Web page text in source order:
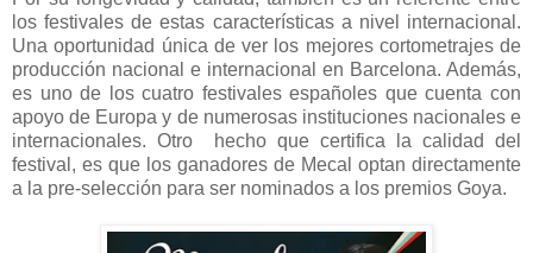
los festivales de estas características a nivel internacional.
Una oportunidad única de ver los mejores cortometrajes de
producción nacional e internacional en Barcelona. Además,
es uno de los cuatro festivales españoles que cuenta con
apoyo de Europa y de numerosas instituciones nacionales e
internacionales. Otro hecho que certifica la calidad del
festival, es que los ganadores de Mecal optan directamente
a la pre-selección para ser nominados a los premios Goya.